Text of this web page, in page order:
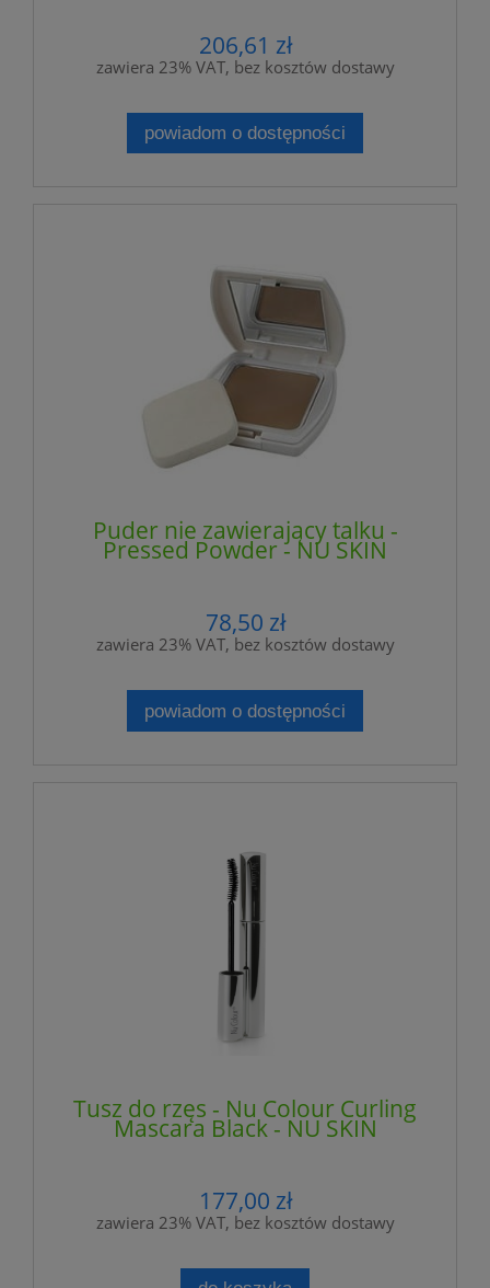
206,61 zł
zawiera 23% VAT, bez kosztów dostawy
powiadom o dostępności
Puder nie zawierający talku -
Pressed Powder - NU SKIN
78,50 zł
zawiera 23% VAT, bez kosztów dostawy
powiadom o dostępności
Tusz do rzęs - Nu Colour Curling
Mascara Black - NU SKIN
177,00 zł
zawiera 23% VAT, bez kosztów dostawy